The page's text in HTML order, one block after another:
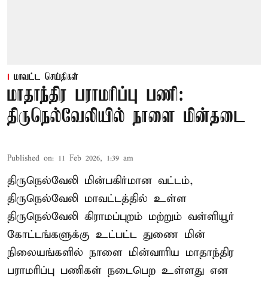
மாவட்ட செய்திகள்
மாதாந்திர பராமரிப்பு பணி:
திருநெல்வேலியில் நாளை மின்தடை
Published on: 11 Feb 2026, 1:39 am
திருநெல்வேலி மின்பகிர்மான வட்டம்,
திருநெல்வேலி மாவட்டத்தில் உள்ள
திருநெல்வேலி கிராமப்புறம் மற்றும் வள்ளியூர்
கோட்டங்களுக்கு உட்பட்ட துணை மின்
நிலையங்களில் நாளை மின்வாரிய மாதாந்திர
பராமரிப்பு பணிகள் நடைபெற உள்ளது என